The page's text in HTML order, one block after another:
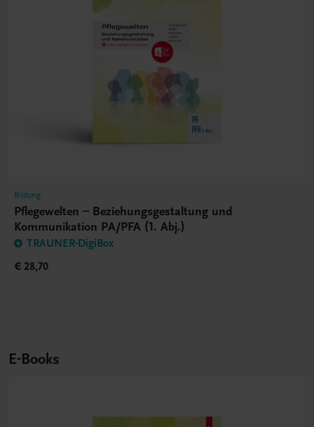
Bildung
Pflegewelten – Beziehungsgestaltung und
Kommunikation PA/PFA (1. Abj.)
TRAUNER-DigiBox
€ 28,70
E-Books